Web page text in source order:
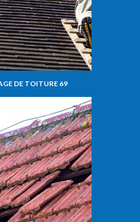
DE TOITURE 69